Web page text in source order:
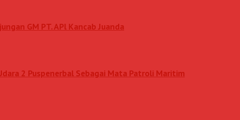
GM PT. APl Kancab Juanda
2 Puspenerbal Sebagai Mata Patroli Maritim